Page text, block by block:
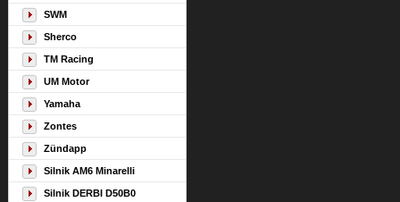
SWM
Sherco
TM Racing
UM Motor
Yamaha
Zontes
Zündapp
Silnik AM6 Minarelli
Silnik DERBI D50B0